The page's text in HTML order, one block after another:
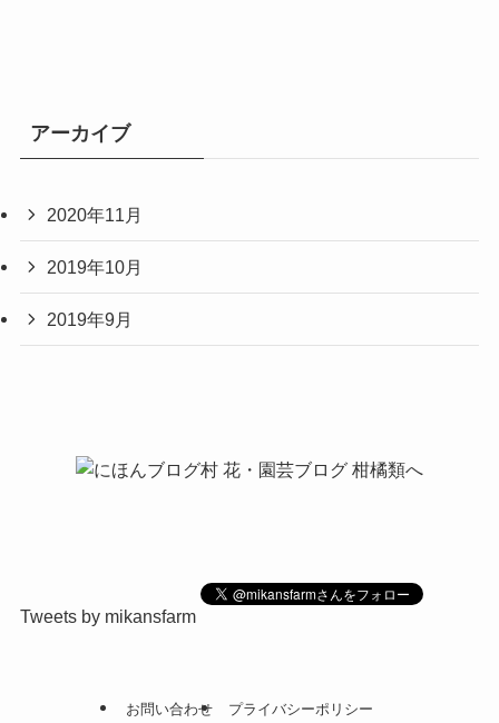
アーカイブ
2020年11月
2019年10月
2019年9月
Tweets by mikansfarm
お問い合わせ プライバシーポリシー